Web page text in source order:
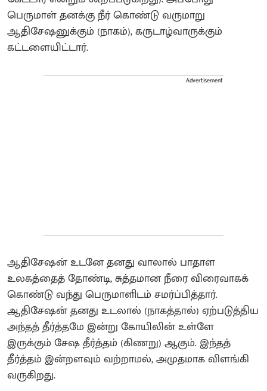
பெருமாள் தனக்கு நீர் கொண்டு வருமாறு
ஆதிசேஷனுக்கும் (நாகம்), கருடாழ்வாருக்கும்
கட்டளையிட்டார்.
Advertisement
ஆதிசேஷன் உடனே தனது வாலால் பாதாள
உலகத்தைத் தோண்டி, சுத்தமான நீரை விரைவாகக்
கொண்டு வந்து பெருமாளிடம் சமர்ப்பித்தார்.
ஆதிசேஷன் தனது உடலால் (நாகத்தால்) ஏற்படுத்திய
அந்தத் தீர்த்தமே இன்று கோயிலின் உள்ளே
இருக்கும் சேஷ தீர்த்தம் (கிணறு) ஆகும். இந்தத்
தீர்த்தம் இன்றளவும் வற்றாமல், அமுதமாக விளங்கி
வருகிறது.